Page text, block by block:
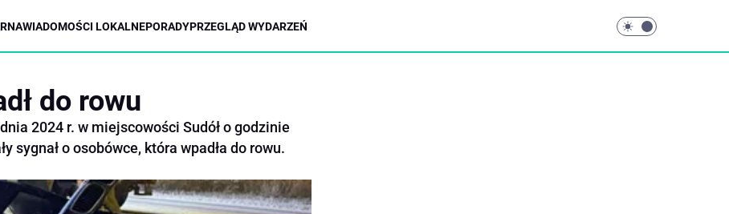
WIADOMOŚCI LOKALNEPORADYPRZEGLĄD WYDARZEŃ
do rowu
2024 r. w miejscowości Sudół o godzinie
sygnał o osobówce, która wpadła do rowu.